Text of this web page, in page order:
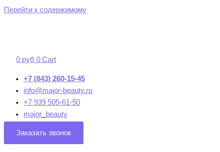
Перейти к содержимому
0 руб 0 Cart
+7 (843) 260-15-45
info@major-beauty.ru
+7 939 505-61-50
major_beauty
Заказать звонок